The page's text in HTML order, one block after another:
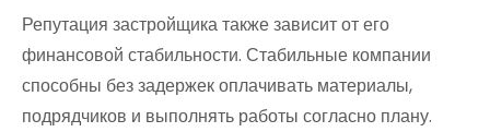
Репутация застройщика также зависит от его
финансовой стабильности. Стабильные компании
способны без задержек оплачивать материалы,
подрядчиков и выполнять работы согласно плану.